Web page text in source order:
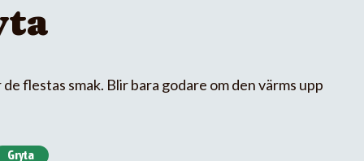
flestas smak. Blir bara godare om den värms upp
Gryta